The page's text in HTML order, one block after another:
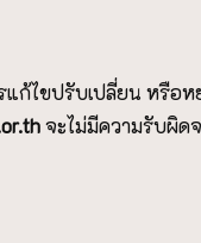
ก้ไขปรับเปลี่ยน หรือห
จะไม่มีความรับผิด